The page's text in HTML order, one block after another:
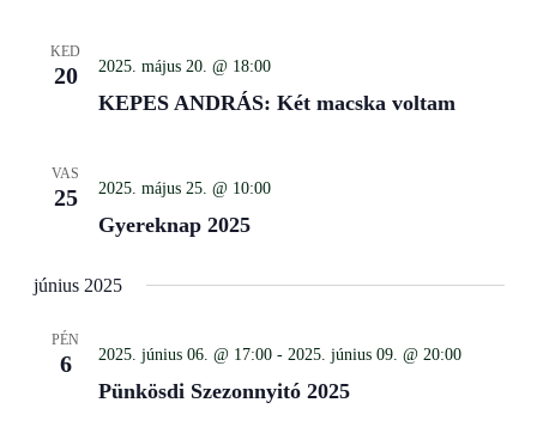
KED
20 2025. május 20. @ 18:00
KEPES ANDRÁS: Két macska voltam
VAS
25 2025. május 25. @ 10:00
Gyereknap 2025
június 2025
PÉN
6 2025. június 06. @ 17:00- 2025. június 09. @ 20:00
Pünkösdi Szezonnyitó 2025